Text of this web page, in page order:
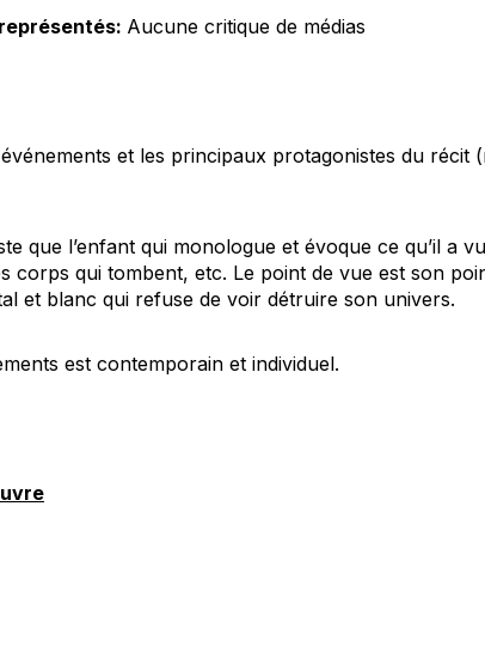
Aucune critique de médias
et les principaux protagonistes du récit
que l’enfant qui monologue et évoque ce qu’il a
corps qui tombent, etc. Le point de vue est son
et blanc qui refuse de voir détruire son univers.
est contemporain et individuel.